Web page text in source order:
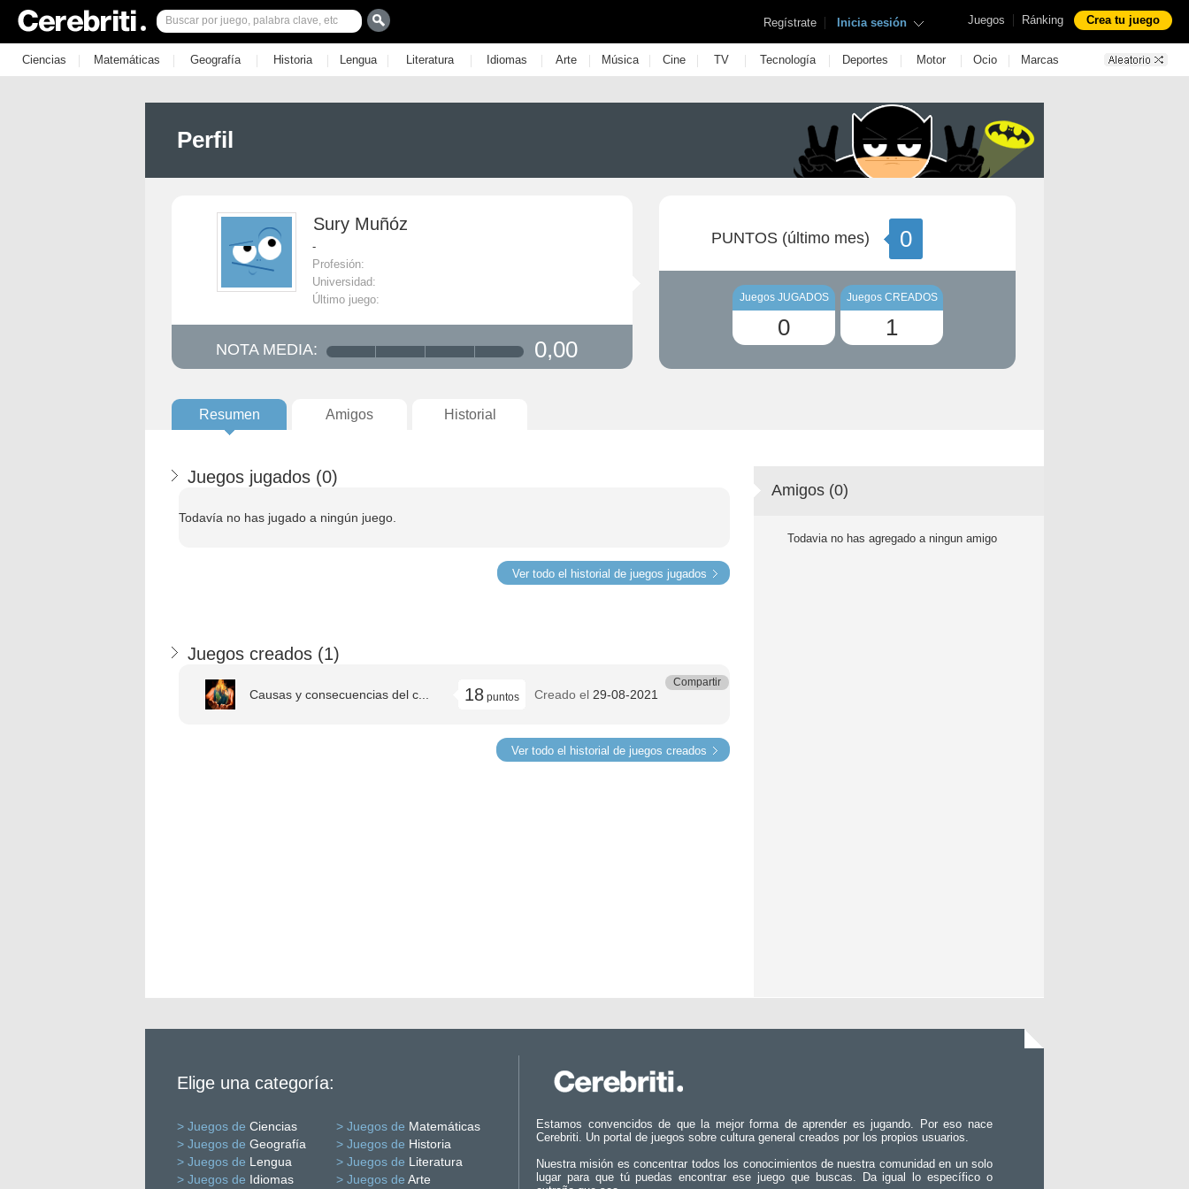
Juegos | Ránking Crea tu juego
Regístrate | Inicia sesión
Ciencias | Matemáticas | Geografía | Historia | Lengua | Literatura | Idiomas | Arte | Música | Cine | TV | Tecnología | Deportes | Motor | Ocio | Marcas
Perfil
Sury Muñóz
-
Profesión:
Universidad:
Último juego:
NOTA MEDIA: 0,00
PUNTOS (último mes) 0
Juegos JUGADOS
0
Juegos CREADOS
1
Resumen Amigos Historial
Juegos jugados (0)
Todavía no has jugado a ningún juego.
Ver todo el historial de juegos jugados
Juegos creados (1)
Causas y consecuencias del c... 18 puntos Creado el 29-08-2021
Compartir
Ver todo el historial de juegos creados
Amigos (0)
Todavia no has agregado a ningun amigo
Elige una categoría:
> Juegos de Ciencias > Juegos de Matemáticas
> Juegos de Geografía > Juegos de Historia
> Juegos de Lengua > Juegos de Literatura
> Juegos de Idiomas > Juegos de Arte
Estamos convencidos de que la mejor forma de aprender es jugando. Por eso nace
Cerebriti. Un portal de juegos sobre cultura general creados por los propios usuarios.
Nuestra misión es concentrar todos los conocimientos de nuestra comunidad en un solo
lugar para que tú puedas encontrar ese juego que buscas. Da igual lo específico o